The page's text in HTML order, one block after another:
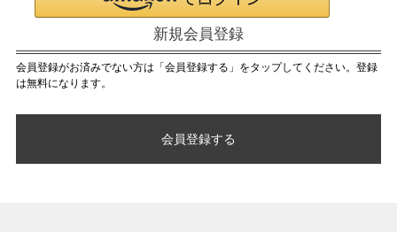
新規会員登録
会員登録がお済みでない方は「会員登録する」をタップしてください。登録
は無料になります。
会員登録する